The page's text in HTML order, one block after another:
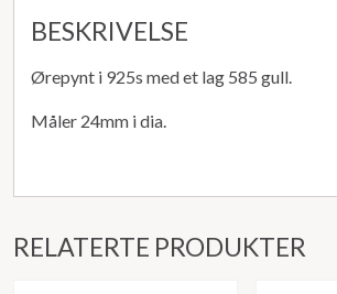
BESKRIVELSE
Ørepynt i 925s med et lag 585 gull.
Måler 24mm i dia.
RELATERTE PRODUKTER